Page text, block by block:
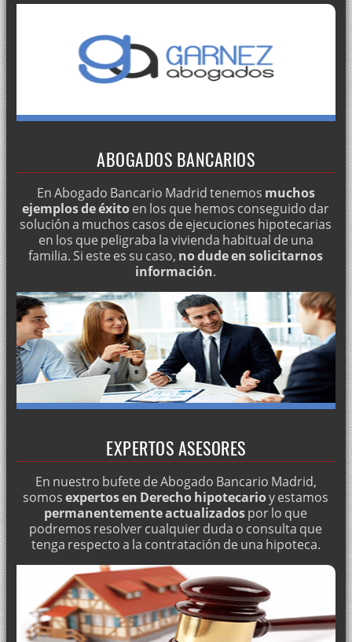
ABOGADOS BANCARIOS
En Abogado Bancario Madrid tenemos muchos
ejemplos de éxitoen los que hemos conseguido dar
solución a muchos casos de ejecuciones hipotecarias
en los que peligraba la vivienda habitual de una
familia. Si este es su caso, no dude en solicitarnos
información.
EXPERTOS ASESORES
En nuestro bufete de Abogado Bancario Madrid,
somosexpertos en Derecho hipotecarioy estamos
permanentemente actualizadospor lo que
podremos resolver cualquier duda o consulta que
tenga respecto a la contratación de una hipoteca.